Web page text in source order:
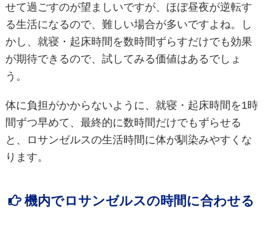
せて過ごすのが望ましいですが、ほぼ昼夜が逆転す
る生活になるので、難しい場合が多いですよね。し
かし、就寝・起床時間を数時間ずらすだけでも効果
が期待できるので、試してみる価値はあるでしょ
う。
体に負担がかからないように、就寝・起床時間を1時
間ずつ早めて、最終的に数時間だけでもずらせる
と、ロサンゼルスの生活時間に体が馴染みやすくな
ります。
機内でロサンゼルスの時間に合わせる